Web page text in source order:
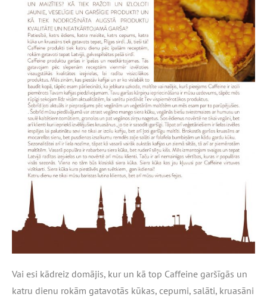
Vai esi kādreiz domājis, kur un kā top Caffeine garšīgās un
katru dienu rokām gatavotās kūkas, cepumi, salāti, kruasāni